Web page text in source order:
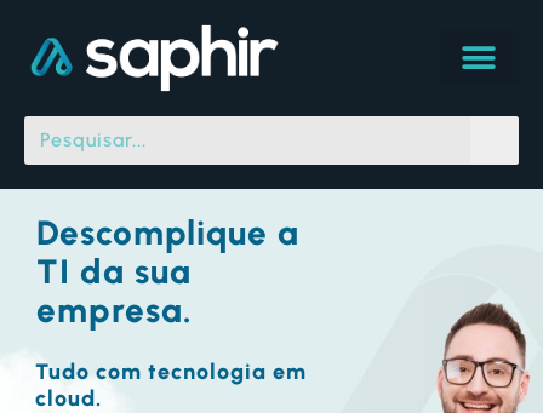
Descomplique a
TI da sua
empresa.
Tudo com tecnologia em
cloud.